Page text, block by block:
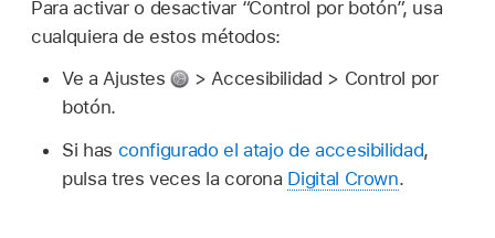
Para activar o desactivar “Control por botón”, usa
cualquiera de estos métodos:
Ve a Ajustes
> Accesibilidad > Control por
botón.
Si has configurado el atajo de accesibilidad,
pulsa tres veces la corona Digital Crown.